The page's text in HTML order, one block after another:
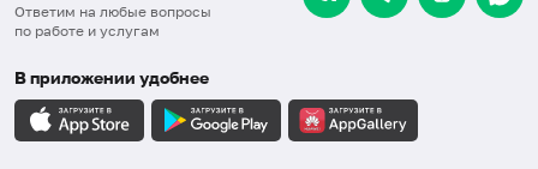
Ответим на любые вопросы
по работе и услугам
В приложении удобнее